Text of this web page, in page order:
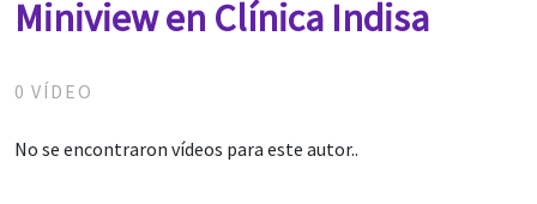
Miniview en Clínica Indisa
0 VÍDEO
No se encontraron vídeos para este autor..